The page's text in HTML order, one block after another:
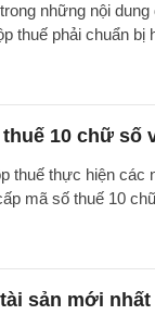
những nội
thuế phải chuẩn bị
10 chữ số
thuế thực hiện
mã số thuế 10
sản mới nhất